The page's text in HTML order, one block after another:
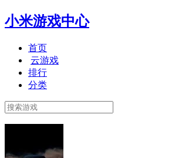
小米游戏中心
首页
云游戏
排行
分类